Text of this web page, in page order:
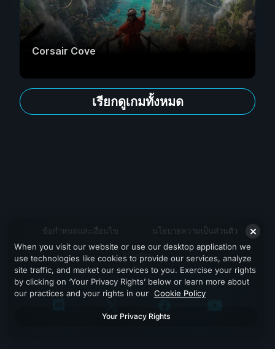
Corsair Cove
เรียกดูเกมทั้งหมด
ข้อกำหนดและเงื่อนไข นโยบายความเป็นส่วนตัว
สนับสนุน
When you visit our website or use our desktop application we
use technologies like cookies to provide our services, analyze
site traffic, and market our services to you. Exercise your rights
by clicking on ‘Your Privacy Rights’ below or learn more about
our practices and your rights in our Cookie Policy
Your Privacy Rights